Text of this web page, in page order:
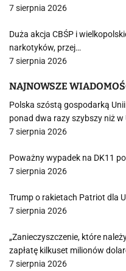
7 sierpnia 2026
Duża akcja CBŚP i
narkotyków, przej…
7 sierpnia 2026
NAJNOWSZE
Polska szóstą gospodarką
ponad dwa razy szybszy niż w
7 sierpnia 2026
Poważny wypadek na DK11
7 sierpnia 2026
Trump o rakietach Patriot dla
7 sierpnia 2026
„Zanieczyszczenie, które
zapłatę kilkuset milionów
7 sierpnia 2026